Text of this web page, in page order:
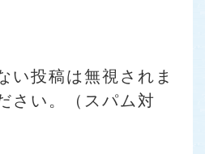
い投稿は無視されま
さい。（スパム対